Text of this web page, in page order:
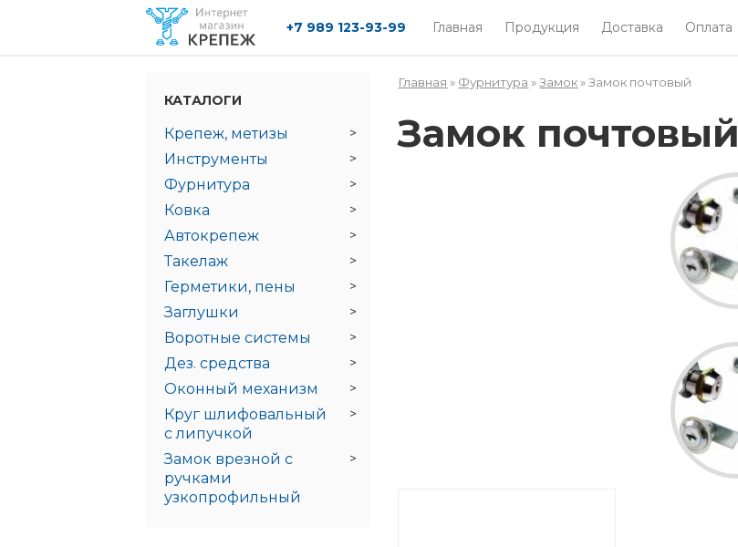
Главная Продукция Доставка Оплата
+7 989 123-93-99
Вы здесь
Главная » Фурнитура »Замок » Замок почтовый
Замок почтовый
КАТАЛОГИ
Крепеж, метизы
Инструменты
Фурнитура
Ковка
Автокрепеж
Такелаж
Герметики, пены
Заглушки
Воротные системы
Дез. средства
Оконный механизм
Круг шлифовальный
с липучкой
Замок врезной с
ручками
узкопрофильный